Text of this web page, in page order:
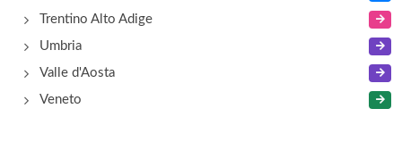
Trentino Alto Adige
Umbria
Valle d'Aosta
Veneto